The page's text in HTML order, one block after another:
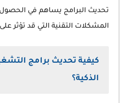
تحديث البرامج يساهم في
المشكلات التقنية التي قد تؤثر
كيفية تحديث برامج
الذكية؟